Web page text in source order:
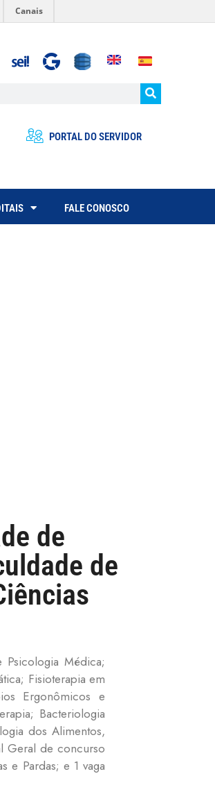
Canais
PORTAL DO SERVIDOR
FALE CONOSCO
de
de
Médica;
Fisioterapia em
Ergonômicos e
Bacteriologia
dos Alimentos,
Geral de concurso
e Pardas; e 1 vaga